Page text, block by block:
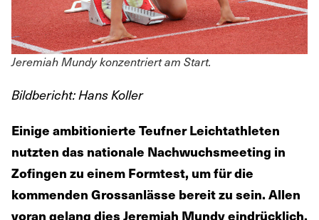
Jeremiah Mundy konzentriert am Start.
Bildbericht: Hans Koller
Einige ambitionierte Teufner Leichtathleten
nutzten das nationale Nachwuchsmeeting in
Zofingen zu einem Formtest, um für die
kommenden Grossanlässe bereit zu sein. Allen
voran gelang dies Jeremiah Mundy eindrücklich.